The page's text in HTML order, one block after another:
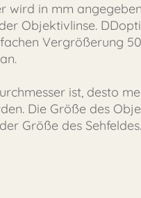
wird in mm
Objektivlinse.
Vergrößerung
ist, desto
Die Größe des
Größe des Sehfeldes.